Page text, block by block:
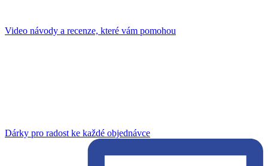
Video návody a recenze, které vám pomohou
Dárky pro radost ke každé objednávce